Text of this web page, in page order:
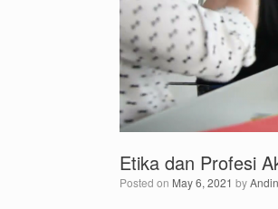
Etika dan Profesi
Posted on May 6, 2021 byAndin